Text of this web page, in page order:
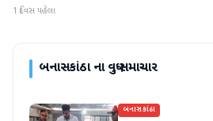
1 દિવસ પહેલા
બનાસકાંઠાના વધુ સમાચાર
બનાસકાંઠા